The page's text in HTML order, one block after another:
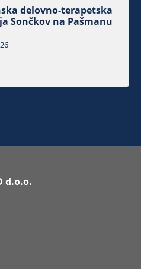
delovno-terapetska
Sončkov na Pašmanu
d.o.o.